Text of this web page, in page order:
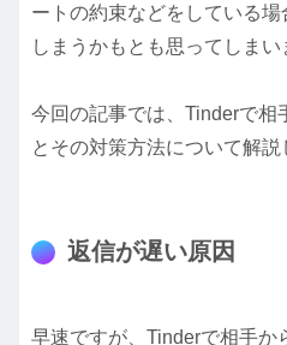
ートの約束などをしている
しまうかもとも思ってしまい
今回の記事では、Tinderで相
とその対策方法について解説
返信が遅い原因
早速ですが、Tinderで相手か